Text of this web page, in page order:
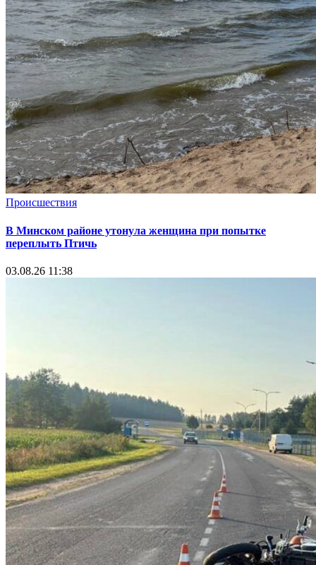
Происшествия
В Минском районе утонула женщина при попытке
переплыть Птичь
03.08.26 11:38